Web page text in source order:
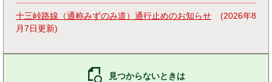
十三峠路線（通称みずのみ道）通行止めのお知らせ
2026年8
月7日更新
見つからないときは